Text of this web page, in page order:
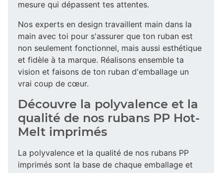
mesure qui dépassent tes attentes.
Nos experts en design travaillent main dans la
main avec toi pour s'assurer que ton ruban est
non seulement fonctionnel, mais aussi esthétique
et fidèle à ta marque. Réalisons ensemble ta
vision et faisons de ton ruban d'emballage un
vrai coup de cœur.
Découvre la polyvalence et la
qualité de nos rubans PP Hot-
Melt imprimés
La polyvalence et la qualité de nos rubans PP
imprimés sont la base de chaque emballage et